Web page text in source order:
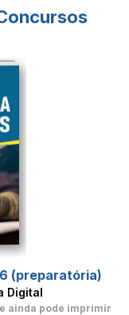
(preparatória)
Digital
e ainda pode imprimir